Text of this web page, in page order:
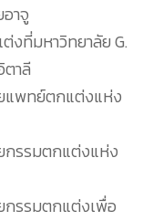
าจู
ที่มหาวิทยาลัย G.
ตาลี
แพทย์ตกแต่งแห่ง
รรมตกแต่งแห่ง
รรมตกแต่งเพื่อ